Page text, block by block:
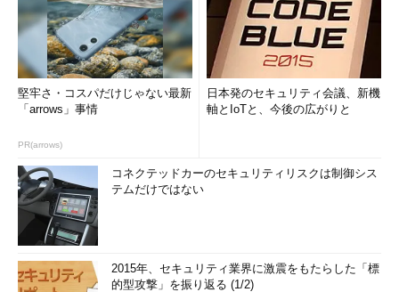
堅牢さ・コスパだけじゃない最新
「arrows」事情
PR(arrows)
日本発のセキュリティ会議、新機
軸とIoTと、今後の広がりと
コネクテッドカーのセキュリティリスクは制御シス
テムだけではない
2015年、セキュリティ業界に激震をもたらした「標
的型攻撃」を振り返る (1/2)